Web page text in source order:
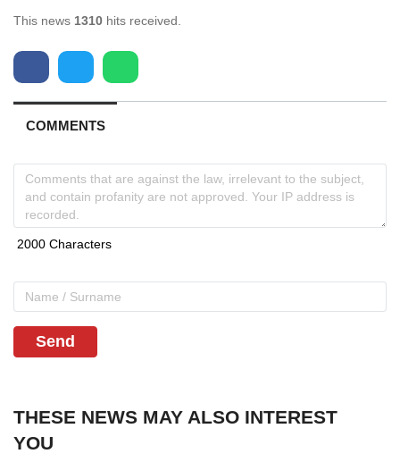
This news 1310 hits received.
COMMENTS
Send
THESE NEWS MAY ALSO INTEREST
YOU